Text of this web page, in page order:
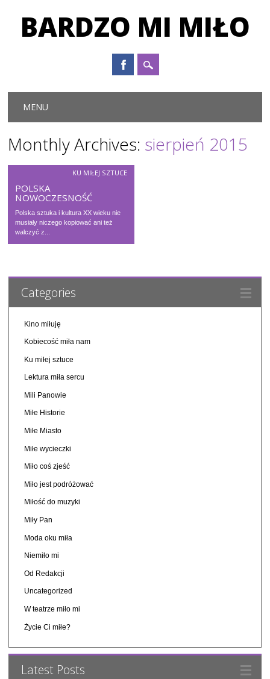
BARDZO MI MIŁO
Main menu
MENU
Monthly Archives: sierpień 2015
KU MIŁEJ SZTUCE
POLSKA
NOWOCZESNOŚĆ
Polska sztuka i kultura XX wieku nie
musiały niczego kopiować ani też
walczyć z...
Categories
Kino miłuję
Kobiecość miła nam
Ku miłej sztuce
Lektura miła sercu
Mili Panowie
Miłe Historie
Miłe Miasto
Miłe wycieczki
Miło coś zjeść
Miło jest podróżować
Miłość do muzyki
Miły Pan
Moda oku miła
Niemiło mi
Od Redakcji
Uncategorized
W teatrze miło mi
Życie Ci miłe?
Latest Posts